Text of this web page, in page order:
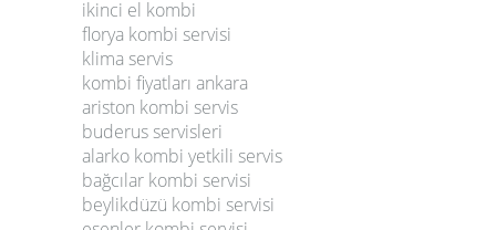
ikinci el kombi
florya kombi servisi
klima servis
kombi fiyatları ankara
ariston kombi servis
buderus servisleri
alarko kombi yetkili servis
bağcılar kombi servisi
beylikdüzü kombi servisi